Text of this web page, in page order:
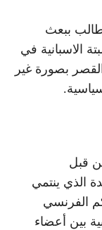
ببعث
الاسبانية في
بصورة غير
قبل
الذي ينتمي
الفرنسي
بين أعضاء